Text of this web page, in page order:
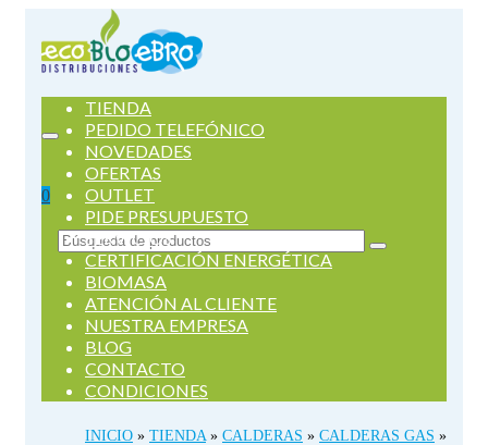
0
Buscar
por:
TIENDA
PEDIDO TELEFÓNICO
NOVEDADES
OFERTAS
OUTLET
PIDE PRESUPUESTO
SERVICIOS
CERTIFICACIÓN ENERGÉTICA
BIOMASA
ATENCIÓN AL CLIENTE
NUESTRA EMPRESA
BLOG
CONTACTO
CONDICIONES
INICIO » TIENDA » CALDERAS » CALDERAS GAS »